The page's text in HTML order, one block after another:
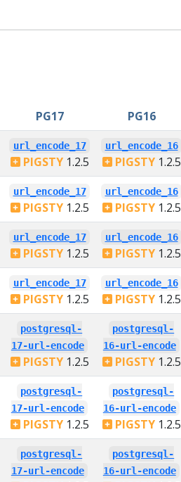
PG17 PG16
url_encode_17
PIGSTY1.2.5
url_encode_16
PIGSTY1.2.5
url_encode_17
PIGSTY1.2.5
url_encode_16
PIGSTY1.2.5
url_encode_17
PIGSTY1.2.5
url_encode_16
PIGSTY1.2.5
url_encode_17
PIGSTY1.2.5
url_encode_16
PIGSTY1.2.5
postgresql-
17-url-encode
PIGSTY1.2.5
postgresql-
16-url-encode
PIGSTY1.2.5
postgresql-
17-url-encode
PIGSTY1.2.5
postgresql-
16-url-encode
PIGSTY1.2.5
postgresql-
17-url-encode
postgresql-
16-url-encode